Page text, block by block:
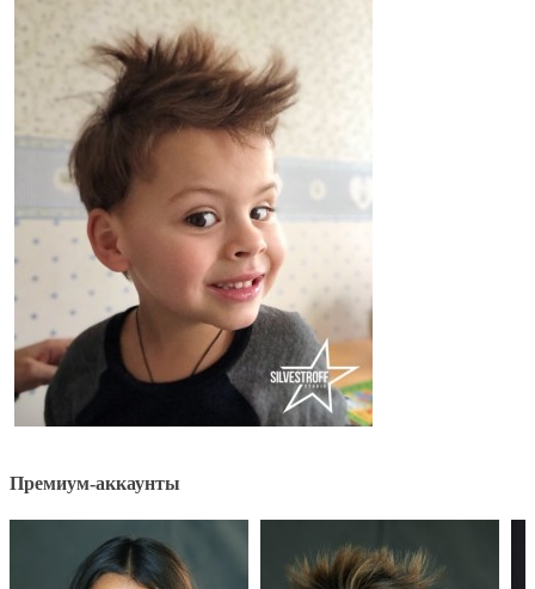
Премиум-аккаунты